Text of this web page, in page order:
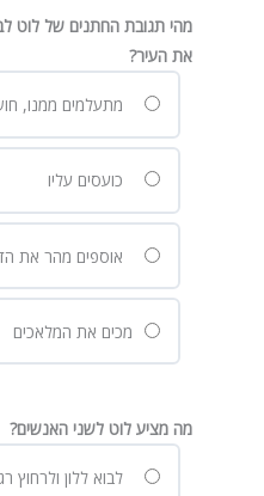
מהי תגובת החתנים של לוט
את העיר?
מתעלמים ממנו,
כועסים עליו
אוספים מהר את
מכים את המלאכים
מה מציע לוט לשני האנשים?
לבוא ללון ולרחוץ